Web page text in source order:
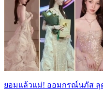
ยอมแล้วแม่! ออมกรณ์นภัส ลุ